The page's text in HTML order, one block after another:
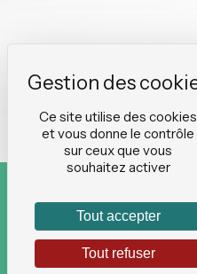
Ce site utilise des cookies
et vous donne le contrôle
sur ceux que vous
souhaitez activer
Tout accepter
Tout refuser